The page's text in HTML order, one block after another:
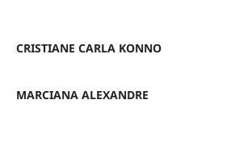
CRISTIANE CARLA KONNO
MARCIANA ALEXANDRE